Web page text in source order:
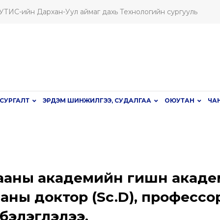
ийн Дархан-Уул аймаг дахь Технологийн сургууль
СУРГАЛТ ЭРДЭМ ШИНЖИЛГЭЭ, СУДАЛГАА ОЮУТАН
академийн гишүүн
доктор (Sc.D),